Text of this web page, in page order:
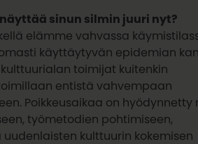
näyttää sinun silmin juuri nyt?
elämme vahvassa
käyttäytyvän epidemian
kulttuurialan toimijat kuitenkin
entistä vahvempaan
Poikkeusaikaa on hyödynnetty
työmetodien pohtimiseen,
uudenlaisten kulttuurin kokemisen